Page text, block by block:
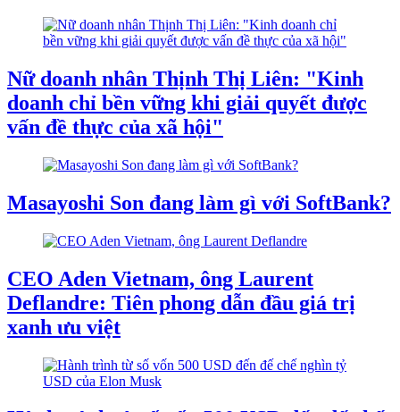
Nữ doanh nhân Thịnh Thị Liên: "Kinh
doanh chỉ bền vững khi giải quyết được
vấn đề thực của xã hội"
Masayoshi Son đang làm gì với SoftBank?
CEO Aden Vietnam, ông Laurent
Deflandre: Tiên phong dẫn đầu giá trị
xanh ưu việt